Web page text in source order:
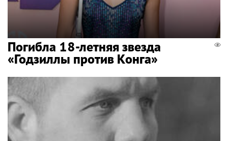
Погибла 18-летняя звезда
«Годзиллы против Конга»